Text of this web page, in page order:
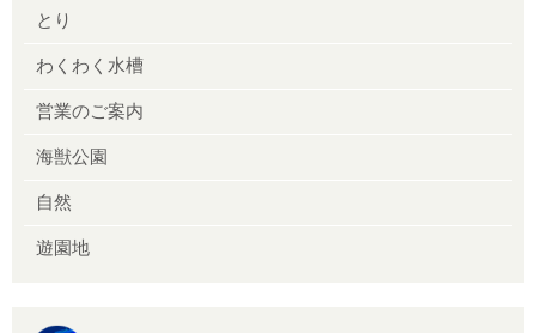
とり
わくわく水槽
営業のご案内
海獣公園
自然
遊園地